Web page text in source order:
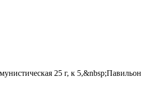
25 г, к 5,&nbsp;Павильон